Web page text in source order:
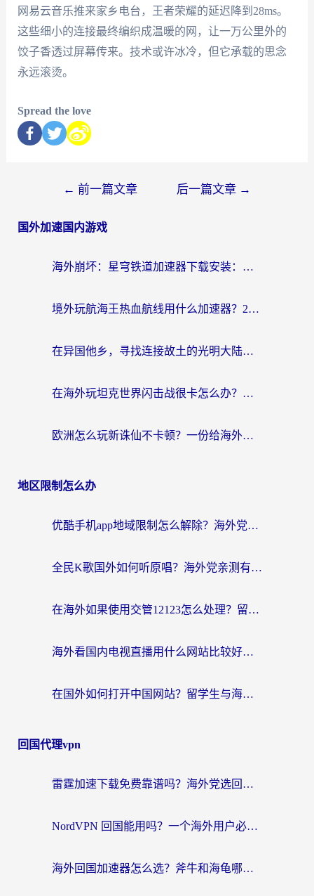
网易云音乐推来家乡电台，王者荣耀的延迟降到28ms。
这些细小的连接最终编织成温暖的网，让一万公里外的
饺子香透过屏幕传来。技术或许冰冷，但它承载的思念
永远滚烫。
Spread the love
← 前一篇文章 后一篇文章 →
国外加速国内游戏
海外崩坏：星穹铁道加速器下载安装：一份给游子的终极网络指南
境外玩航海王热血航线用什么加速器？2026海外玩家实测最优方案（附欧洲问道堡垒前线加速技巧）
在异国他乡，寻找连接故土的光明大陆免费加速器
在海外玩坦克世界闪击战很卡怎么办？老玩家亲测有效的加速器选择指南
欧洲怎么玩新诛仙不卡顿？一份给海外游子的国服游戏畅玩指南
地区限制怎么办
优酷手机app地域限制怎么解除？海外党亲测有效的追剧方案
全民K歌国外如何听原唱？海外党亲测有效的回国加速器选择指南
在海外如果使用交管12123怎么处理？留学生亲测有效的回国加速方案
海外看国内电视直播用什么网站比较好？一篇解决你所有追剧难题的实用指南
在国外如何打开中国网站？留学生与海外华人的无缝访问指南
回国代理vpn
雷霆加速下载免费靠谱吗？海外党选回国加速器的避坑指南（附热门工具对比）
NordVPN 回国能用吗？一个海外用户必须面对的真实困境
海外回国加速器怎么选？斧牛和海龟哪个好？一篇帮你避开坑的实用指南